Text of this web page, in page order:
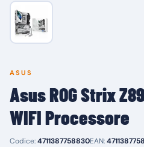
ASUS
Asus ROG Strix
WIFI Processore
Codice:4711387758830EAN: